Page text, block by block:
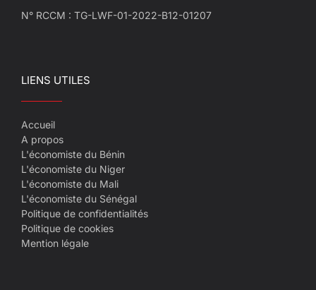
N° RCCM : TG-LWF-01-2022-B12-01207
LIENS UTILES
Accueil
A propos
L'économiste du Bénin
L'économiste du Niger
L'économiste du Mali
L'économiste du Sénégal
Politique de confidentialités
Politique de cookies
Mention légale